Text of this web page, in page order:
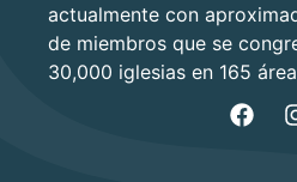
actualmente con
de miembros que se
30,000 iglesias en 165